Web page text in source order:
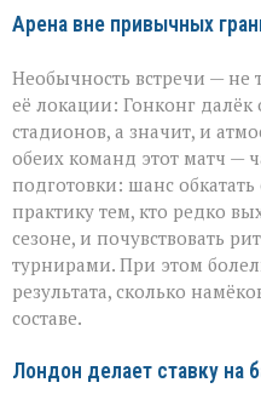
Арена вне привычных
Необычность встречи — не
её локации: Гонконг
стадионов, а значит, и
обеих команд этот матч —
подготовки: шанс
практику тем, кто редко
сезоне, и почувствовать
турнирами. При этом
результата, сколько
составе.
Лондон делает ставку на